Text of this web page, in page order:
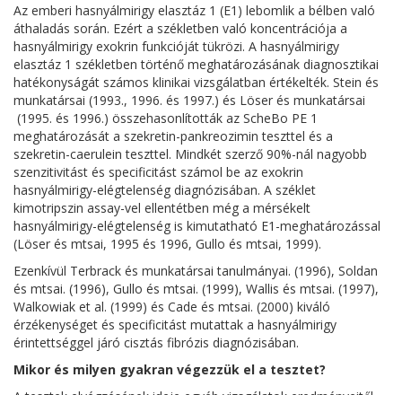
Az emberi hasnyálmirigy elasztáz 1 (E1) lebomlik a bélben való
áthaladás során. Ezért a székletben való koncentrációja a
hasnyálmirigy exokrin funkcióját tükrözi. A hasnyálmirigy
elasztáz 1 székletben történő meghatározásának diagnosztikai
hatékonyságát számos klinikai vizsgálatban értékelték. Stein és
munkatársai (1993., 1996. és 1997.) és Löser és munkatársai
(1995. és 1996.) összehasonlították az ScheBo PE 1
meghatározását a szekretin-pankreozimin teszttel és a
szekretin-caerulein teszttel. Mindkét szerző 90%-nál nagyobb
szenzitivitást és specificitást számol be az exokrin
hasnyálmirigy-elégtelenség diagnózisában. A széklet
kimotripszin assay-vel ellentétben még a mérsékelt
hasnyálmirigy-elégtelenség is kimutatható E1-meghatározással
(Löser és mtsai, 1995 és 1996, Gullo és mtsai, 1999).
Ezenkívül Terbrack és munkatársai tanulmányai. (1996), Soldan
és mtsai. (1996), Gullo és mtsai. (1999), Wallis és mtsai. (1997),
Walkowiak et al. (1999) és Cade és mtsai. (2000) kiváló
érzékenységet és specificitást mutattak a hasnyálmirigy
érintettséggel járó cisztás fibrózis diagnózisában.
Mikor és milyen gyakran végezzük el a tesztet?